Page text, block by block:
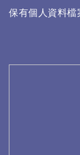
保有個人資料檔